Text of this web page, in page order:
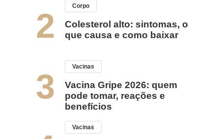
2
Corpo
Colesterol alto: sintomas, o
que causa e como baixar
3
Vacinas
Vacina Gripe 2026: quem
pode tomar, reações e
benefícios
Vacinas